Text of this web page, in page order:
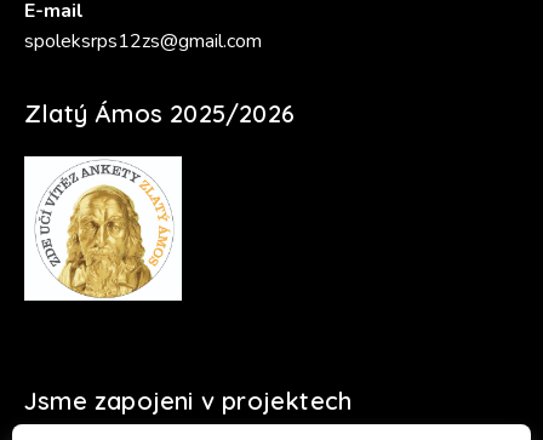
E-mail
spoleksrps12zs@gmail.com
Zlatý Ámos 2025/2026
Jsme zapojeni v projektech